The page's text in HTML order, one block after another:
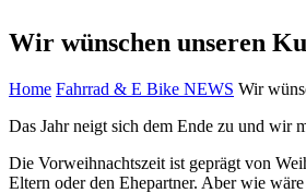
Wir wünschen unseren
Home Fahrrad & E Bike NEWS Wir
Das Jahr neigt sich dem Ende zu und wir
Die Vorweihnachtszeit ist geprägt von
Eltern oder den Ehepartner. Aber wie